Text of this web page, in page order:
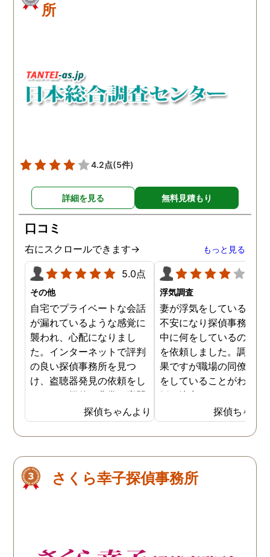
所
4.2点(5件)
詳細を見る 無料見積もり
口コミ
右にスクロールできます→ もっと見る
5.0点
その他
自宅でプライベートな会話
が漏れているような感覚に
襲われ、心配になりまし
た。インターネットで評判
の良い探偵事務所を見つ
け、盗聴器発見の依頼をし
ました。探偵は非常に専門
的な態度で、家の隅々まで
丁寧に調査してくれまし
た。調査は約3時間ほどで
見つかりませんでしたが、
そのプロセスと説明が非常
探偵ちゃんより
浮気調査
妻が浮気をしていると思
不安になり探偵事務所に
中に何をしているのか調
を依頼しました。調査の
果ですが職場の同僚と浮
をしていることがわかり
婚を決意しました。浮気
現場の写真を妻に突き付
たところ事実を認めたの
離婚するための証拠集め
探偵ちゃん
さくら幸子探偵事務所